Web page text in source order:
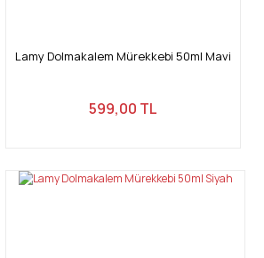
Lamy Dolmakalem Mürekkebi 50ml Mavi
599,00 TL